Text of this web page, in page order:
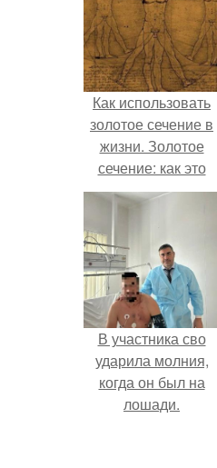
Как использовать
золотое сечение в
жизни. Золотое
сечение: как это
работает.
В участника сво
ударила молния,
когда он был на
лошади.